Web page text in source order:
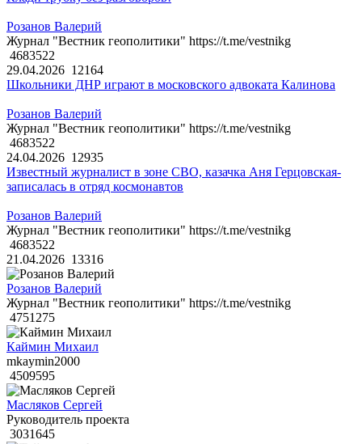
Розанов Валерий
Журнал "Вестник геополитики" https://t.me/vestnikg
4683522
29.04.2026 12164
Школьники ДНР играют в московского адвоката Калинова
Розанов Валерий
Журнал "Вестник геополитики" https://t.me/vestnikg
4683522
24.04.2026 12935
Известный журналист в зоне СВО, казачка Аня Герцовская-
записалась в отряд космонавтов
Розанов Валерий
Журнал "Вестник геополитики" https://t.me/vestnikg
4683522
21.04.2026 13316
Розанов Валерий
Журнал "Вестник геополитики" https://t.me/vestnikg
4751275
Каймин Михаил
mkaymin2000
4509595
Масляков Сергей
Руководитель проекта
3031645